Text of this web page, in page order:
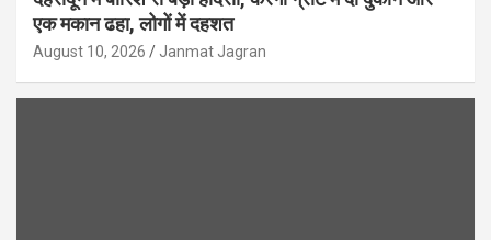
एक मकान ढहा, लोगों में दहशत
August 10, 2026 Janmat Jagran